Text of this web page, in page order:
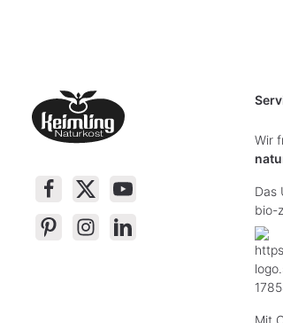
Wir
Das
bio-
Mit